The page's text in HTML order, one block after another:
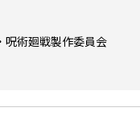
術廻戦製作委員会